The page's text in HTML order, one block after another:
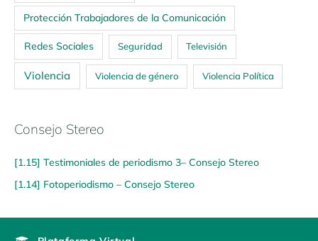
Protección Trabajadores de la Comunicación
Redes Sociales Seguridad Televisión
Violencia Violencia de género Violencia Política
Consejo Stereo
[1.15] Testimoniales de periodismo 3– Consejo Stereo
[1.14] Fotoperiodismo – Consejo Stereo